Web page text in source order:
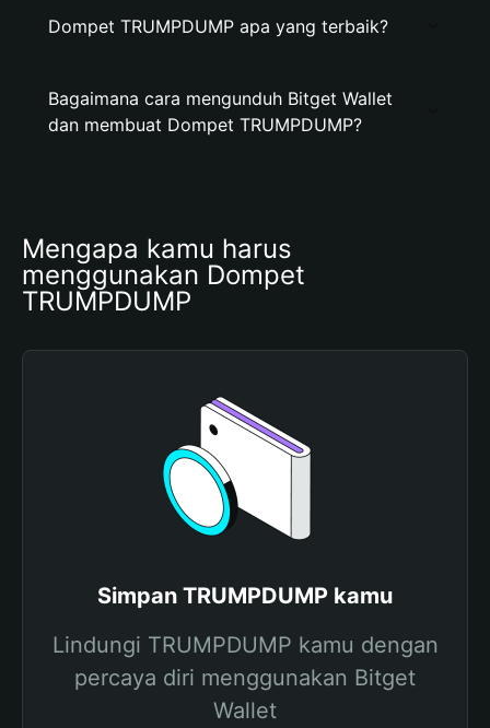
Dompet TRUMPDUMP apa yang terbaik?
Bagaimana cara mengunduh Bitget Wallet
dan membuat Dompet TRUMPDUMP?
Mengapa kamu harus
menggunakan Dompet
TRUMPDUMP
Simpan TRUMPDUMP kamu
Lindungi TRUMPDUMP kamu dengan
percaya diri menggunakan Bitget
Wallet